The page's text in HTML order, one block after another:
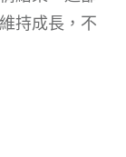
持成長，不